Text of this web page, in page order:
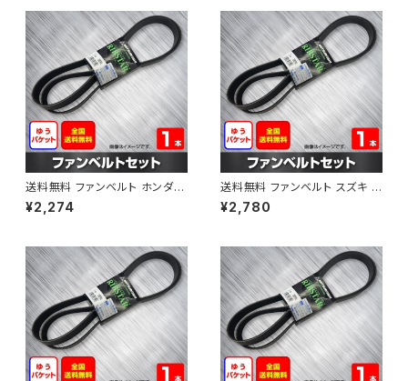
送料無料 ファンベルト ホンダ フ
ィット 型式GE6 H19.10～H25.
09 （国内トップメーカー） 1本 H
¥2,274
送料無料 ファンベルト スズキ ス
ペーシア 型式MK32S H25.03
～H30.02 （国内トップメーカ
¥2,780